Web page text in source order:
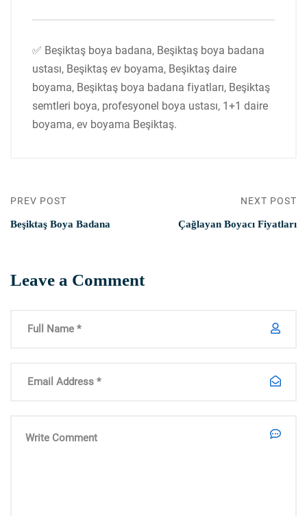
✅ Beşiktaş boya badana, Beşiktaş boya badana
ustası, Beşiktaş ev boyama, Beşiktaş daire
boyama, Beşiktaş boya badana fiyatları, Beşiktaş
semtleri boya, profesyonel boya ustası, 1+1 daire
boyama, ev boyama Beşiktaş.
PREV POST
Beşiktaş Boya Badana
NEXT POST
Çağlayan Boyacı Fiyatları
Leave a Comment